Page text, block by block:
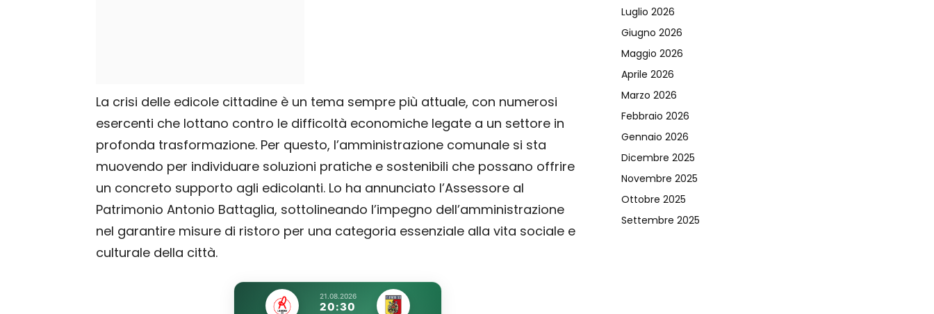
La crisi delle edicole cittadine è un tema sempre più attuale, con numerosi
esercenti che lottano contro le difficoltà economiche legate a un settore in
profonda trasformazione. Per questo, l’amministrazione comunale si sta
muovendo per individuare soluzioni pratiche e sostenibili che possano offrire
un concreto supporto agli edicolanti. Lo ha annunciato l’Assessore al
Patrimonio Antonio Battaglia, sottolineando l’impegno dell’amministrazione
nel garantire misure di ristoro per una categoria essenziale alla vita sociale e
culturale della città.
21.08.2026
20:30
Luglio 2026
Giugno 2026
Maggio 2026
Aprile 2026
Marzo 2026
Febbraio 2026
Gennaio 2026
Dicembre 2025
Novembre 2025
Ottobre 2025
Settembre 2025